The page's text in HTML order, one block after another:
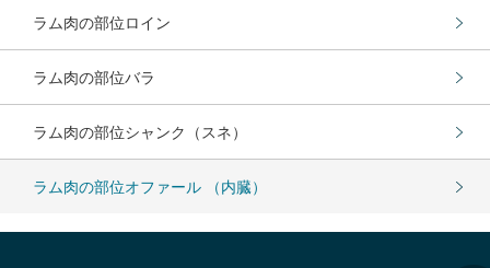
ラム肉の部位ロイン
ラム肉の部位バラ
ラム肉の部位シャンク（スネ）
ラム肉の部位オファール （内臓）